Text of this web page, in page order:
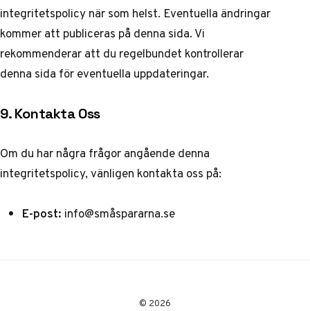
integritetspolicy när som helst. Eventuella ändringar
kommer att publiceras på denna sida. Vi
rekommenderar att du regelbundet kontrollerar
denna sida för eventuella uppdateringar.
9. Kontakta Oss
Om du har några frågor angående denna
integritetspolicy, vänligen kontakta oss på:
E-post: info@småspararna.se
© 2026